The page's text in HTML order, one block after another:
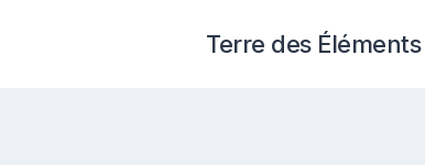
Terre des Éléments